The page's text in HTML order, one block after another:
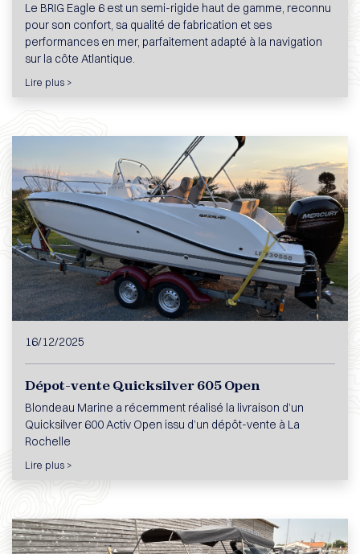
Le BRIG Eagle 6 est un semi-rigide haut de gamme, reconnu
pour son confort, sa qualité de fabrication et ses
performances en mer, parfaitement adapté à la navigation
sur la côte Atlantique.
Lire plus >
16/12/2025
Dépot-vente Quicksilver 605 Open
Blondeau Marine a récemment réalisé la livraison d’un
Quicksilver 600 Activ Open issu d’un dépôt-vente à La
Rochelle
Lire plus >